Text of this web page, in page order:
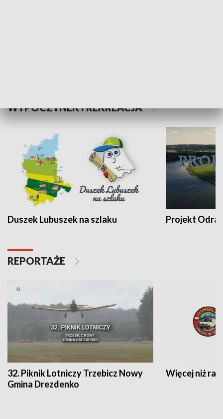
WYPOCZYNEK I REKREACJA
Duszek Lubuszek na szlaku Projekt Odra
REPORTAŻE
32. Piknik Lotniczy Trzebicz Nowy
Gmina Drezdenko
Więcej niż rajd